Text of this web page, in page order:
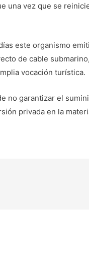
una vez que se
este organismo
de cable
vocación turística.
no garantizar el
privada en la